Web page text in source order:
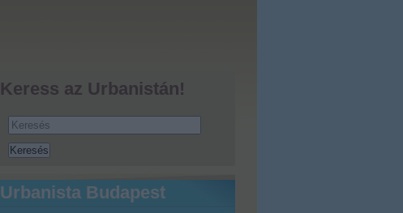
Keress az Urbanistán!
Urbanista Budapest